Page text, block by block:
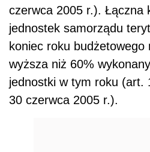
czerwca 2005 r.). Łączna
jednostek samorządu
koniec roku budżetowego
wyższa niż 60%
jednostki w tym roku (art.
30 czerwca 2005 r.).